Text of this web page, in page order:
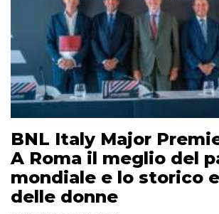
BNL Italy Major
A Roma il meglio del
mondiale e lo storico
delle donne